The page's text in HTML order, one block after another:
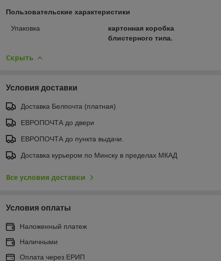
Пользовательские характеристики
Упаковка
картонная коробка
блистерного типа.
Скрыть
Условия доставки
Доставка Белпочта (платная)
ЕВРОПОЧТА до двери
ЕВРОПОЧТА до пункта выдачи.
Доставка курьером по Минску в пределах МКАД
Все условия доставки
Условия оплаты
Наложенный платеж
Наличными
Оплата через ЕРИП